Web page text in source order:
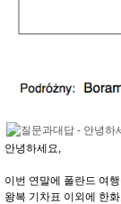
안녕하세요,
이번 연말에 폴란드 여
왕복 기차표 이외에 한